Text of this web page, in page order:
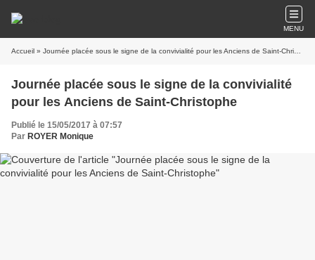
MENU
Accueil » Journée placée sous le signe de la convivialité pour les Anciens de Saint-Christophe
Journée placée sous le signe de la convivialité
pour les Anciens de Saint-Christophe
Publié le 15/05/2017 à 07:57
Par ROYER Monique